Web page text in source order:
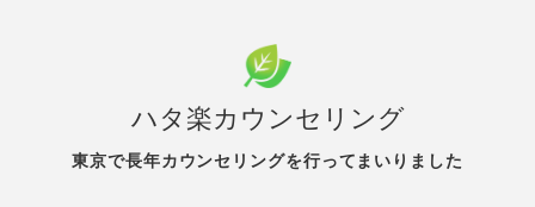
東京で長年カウンセリングを行ってまいりました
ハタ楽カウンセリング